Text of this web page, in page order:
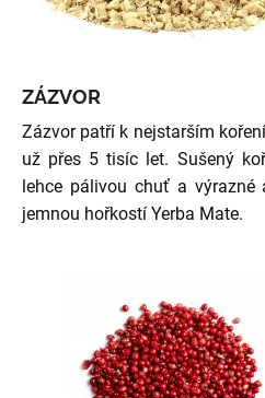
ZÁZVOR
Zázvor patří k nejstarším
už přes 5 tisíc let. Sušený
lehce pálivou chuť a výrazné
jemnou hořkostí Yerba Mate.